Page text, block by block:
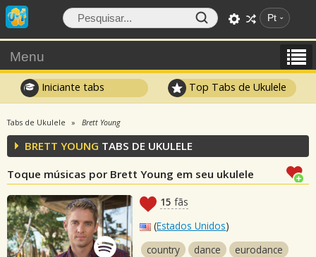
Pt
Menu
Iniciante tabs Top Tabs de Ukulele
Tabs de Ukulele Brett Young
BRETT YOUNG TABS DE UKULELE
Toque músicas por Brett Young em seu ukulele
15 fãs
(Estados Unidos)
country
dance
eurodance